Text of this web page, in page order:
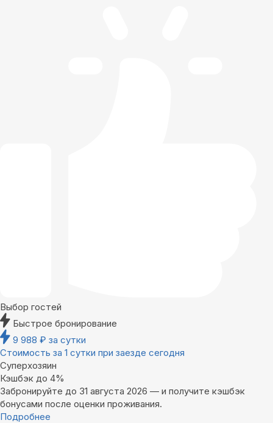
Выбор гостей
Быстрое бронирование
9 988 ₽ за сутки
Стоимость за 1 сутки при заезде сегодня
Суперхозяин
Кэшбэк до 4%
Забронируйте до 31 августа 2026 — и получите кэшбэк
бонусами после оценки проживания.
Подробнее